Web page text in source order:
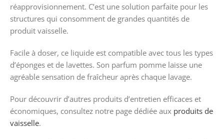
réapprovisionnement. C’est une solution parfaite pour les
structures qui consomment de grandes quantités de
produit vaisselle.
Facile à doser, ce liquide est compatible avec tous les types
d’éponges et de lavettes. Son parfum pomme laisse une
agréable sensation de fraîcheur après chaque lavage.
Pour découvrir d’autres produits d’entretien efficaces et
économiques, consultez notre page dédiée aux produits de
vaisselle.